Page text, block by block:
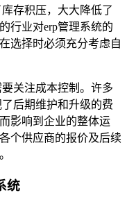
存积压，大大降低了
行业对erp管理系统的
选择时必须充分考虑自
关注成本控制。许多
后期维护和升级的费
影响到企业的整体运
个供应商的报价及后续
统